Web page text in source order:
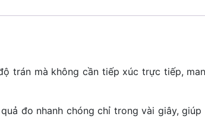
trán mà không cần tiếp xúc trực tiếp,
đo nhanh chóng chỉ trong vài giây, giúp